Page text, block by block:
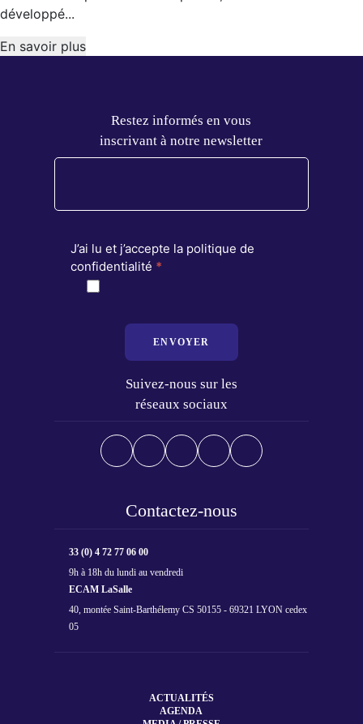
développé...
En savoir plus
Restez informés en vous
inscrivant à notre newsletter
J’ai lu et j’accepte la politique de
confidentialité *
ENVOYER
Suivez-nous sur les
réseaux sociaux
Contactez-nous
33 (0) 4 72 77 06 00
9h à 18h du lundi au vendredi
ECAM LaSalle
40, montée Saint-Barthélemy CS 50155 - 69321 LYON cedex
05
ACTUALITÉS
AGENDA